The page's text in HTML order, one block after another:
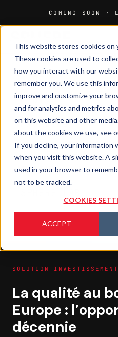
This website stores cookies on
These cookies are used to
how you interact with our
remember you. We use this
improve and customize your
and for analytics and metrics
on this website and other
about the cookies we use, see
If you decline, your information
when you visit this website. A
used in your browser to
not to be tracked.
COOKIES
ACCEPT
HOME
MEDIA
MAGAZINE
EVENTS
TRAINING
SOLUTION INVESTISSEMENT
La qualité au
Europe :
décennie